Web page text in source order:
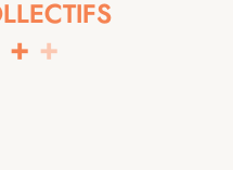
+ +